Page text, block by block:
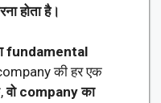
होता है।
fundamental
की हर एक
वो company का